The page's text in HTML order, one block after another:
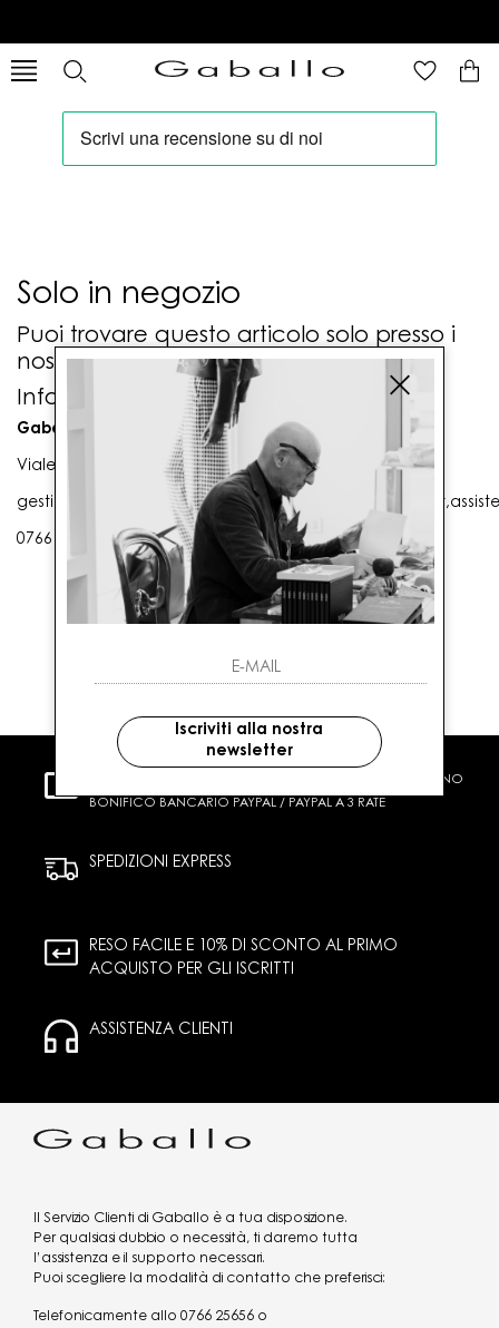
Solo in negozio
Puoi trovare questo articolo solo presso i
nostri punti vendita:
Info contatti
Gaballo Mario srl
Viale G. Matteotti n. 23 00053 Civitavecchia (RM)
0766 25656
CARTA DI CREDITO CONTRASSEGNO
BONIFICO BANCARIO PAYPAL / PAYPAL A 3 RATE
SPEDIZIONI EXPRESS
RESO FACILE E 10% DI SCONTO AL PRIMO
ACQUISTO PER GLI ISCRITTI
ASSISTENZA CLIENTI
Il Servizio Clienti di Gaballo è a tua disposizione.
Per qualsiasi dubbio o necessità, ti daremo tutta
l’assistenza e il supporto necessari.
Puoi scegliere la modalità di contatto che preferisci:
Telefonicamente allo 0766 25656 o
Iscriviti alla nostra
newsletter